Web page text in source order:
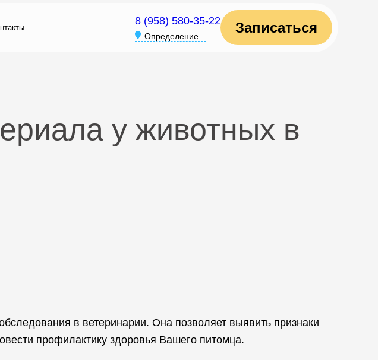
8 (958) 580-35-22
Определение...
Записаться
у животных в
в ветеринарии. Она позволяет выявить признаки
профилактику здоровья Вашего питомца.